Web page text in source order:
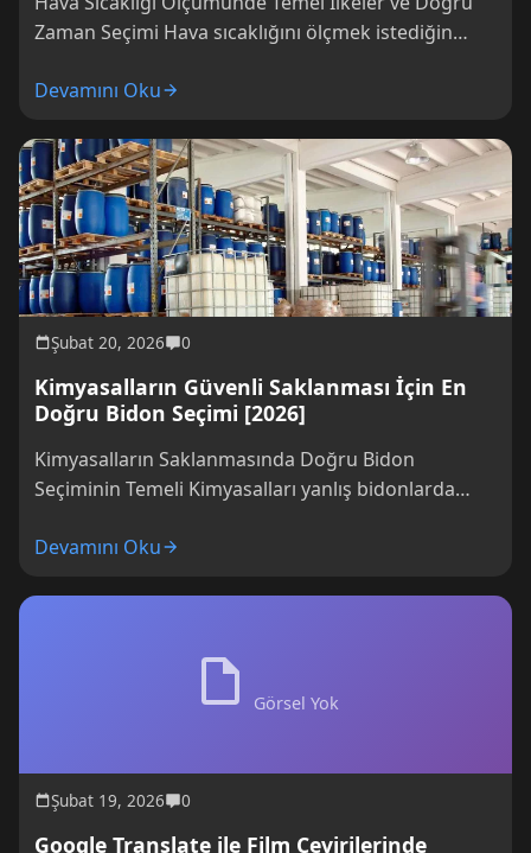
Zaman Seçimi Hava sıcaklığını ölçmek istediğin
Devamını Oku
Şubat 20, 2026 0
Kimyasalların Güvenli Saklanması İçin En
Doğru Bidon Seçimi [2026]
Kimyasalların Saklanmasında Doğru Bidon
Seçiminin Temeli Kimyasalları yanlış bidonlarda
Sen de bu malzemelerin uygun...
Devamını Oku
Görsel Yok
Şubat 19, 2026 0
Google Translate ile Film Çevirilerinde